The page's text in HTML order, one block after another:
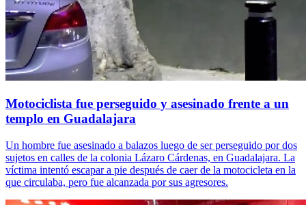
Motociclista fue perseguido y asesinado frente a un
templo en Guadalajara
Un hombre fue asesinado a balazos luego de ser perseguido por dos
sujetos en calles de la colonia Lázaro Cárdenas, en Guadalajara. La
víctima intentó escapar a pie después de caer de la motocicleta en la
que circulaba, pero fue alcanzada por sus agresores.